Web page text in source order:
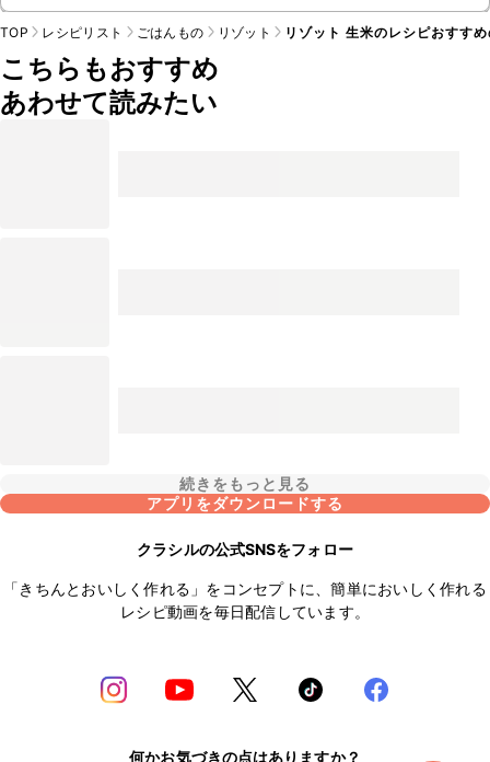
TOP レシピリスト ごはんもの リゾット リゾット 生米のレシピおすす
こちらもおすすめ
あわせて読みたい
続きをもっと見る
アプリをダウンロードする
クラシルの公式SNSをフォロー
「きちんとおいしく作れる」をコンセプトに、簡単においしく作れる
レシピ動画を毎日配信しています。
何かお気づきの点はありますか？